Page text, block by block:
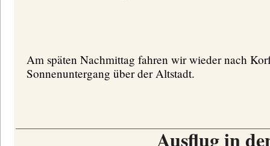
Am späten Nachmittag fahren wir wieder nach
Sonnenuntergang über der Altstadt.
Ausflug in